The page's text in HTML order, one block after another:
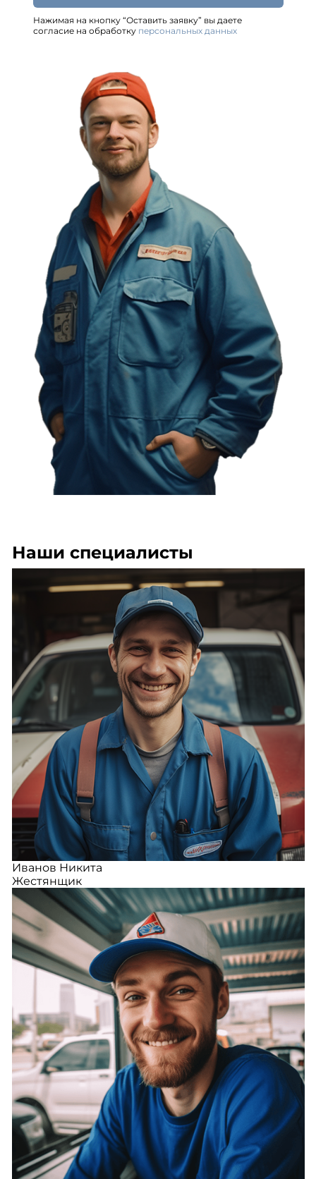
Нажимая на кнопку “Оставить заявку” вы даете
согласие на обработку персональных данных
Наши специалисты
Иванов Никита
Жестянщик